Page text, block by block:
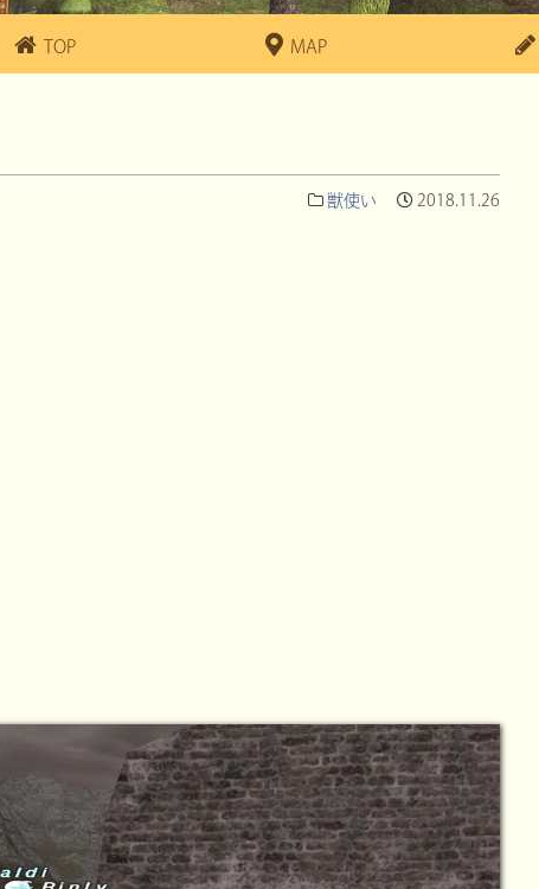
TOP MAP
獣使い 2018.11.26